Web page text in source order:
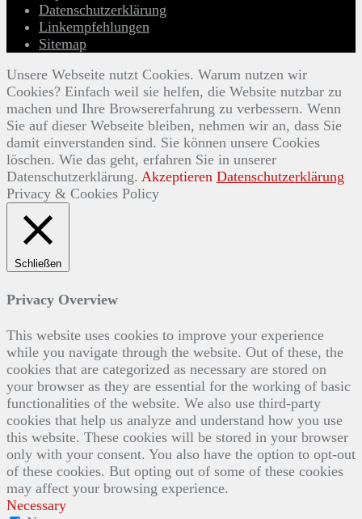
Datenschutzerklärung
Linkempfehlungen
Sitemap
Unsere Webseite nutzt Cookies. Warum nutzen wir
Cookies? Einfach weil sie helfen, die Website nutzbar zu
machen und Ihre Browsererfahrung zu verbessern. Wenn
Sie auf dieser Webseite bleiben, nehmen wir an, dass Sie
damit einverstanden sind. Sie können unsere Cookies
löschen. Wie das geht, erfahren Sie in unserer
Datenschutzerklärung. Akzeptieren Datenschutzerklärung
Privacy & Cookies Policy
Schließen
Privacy Overview
This website uses cookies to improve your experience
while you navigate through the website. Out of these, the
cookies that are categorized as necessary are stored on
your browser as they are essential for the working of basic
functionalities of the website. We also use third-party
cookies that help us analyze and understand how you use
this website. These cookies will be stored in your browser
only with your consent. You also have the option to opt-out
of these cookies. But opting out of some of these cookies
may affect your browsing experience.
Necessary